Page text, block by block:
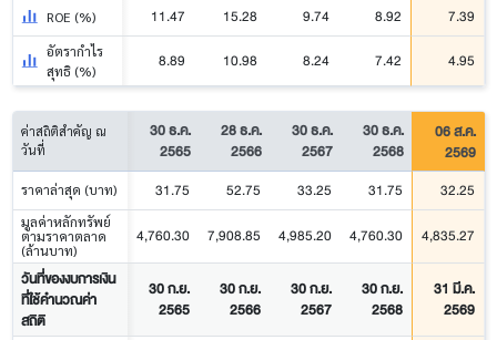
ROE (%) 11.47 15.28 9.74 8.92 7.39
อัตรากำไร
สุทธิ (%)
8.89 10.98 8.24 7.42 4.95
ค่าสถิติสำคัญ ณ
วันที่
30 ธ.ค.
2565
28 ธ.ค.
2566
30 ธ.ค.
2567
30 ธ.ค.
2568
06 ส.ค.
2569
ราคาล่าสุด (บาท) 31.75 52.75 33.25 31.75 32.25
มูลค่าหลักทรัพย์
ตามราคาตลาด
(ล้านบาท)
4,760.30 7,908.85 4,985.20 4,760.30
4,835.27
วันที่ของงบการเงิน
ที่ใช้คำนวณค่า
สถิติ
30 ก.ย.
2565
30 ก.ย.
2566
30 ก.ย.
2567
30 ก.ย.
2568
31 มี.ค.
2569